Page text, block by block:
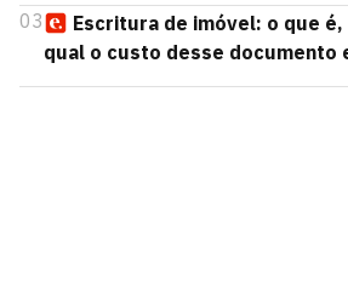
03
Escritura de imóvel: o que
qual o custo desse documento